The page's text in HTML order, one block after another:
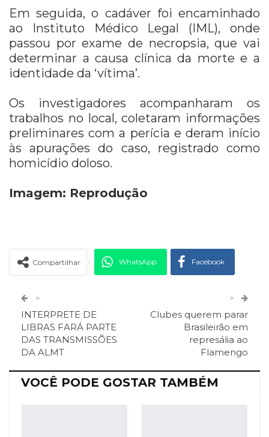
Em seguida, o cadáver foi encaminhado
ao Instituto Médico Legal (IML), onde
passou por exame de necropsia, que vai
determinar a causa clínica da morte e a
identidade da ‘vítima’.
Os investigadores acompanharam os
trabalhos no local, coletaram informações
preliminares com a perícia e deram início
às apurações do caso, registrado como
homicídio doloso.
Imagem: Reprodução
Compartilhar WhatsApp Facebook
Telegram
Facebook Messenger O email
>
INTERPRETE DE
LIBRAS FARÁ PARTE
DAS TRANSMISSÕES
DA ALMT
>
Clubes querem parar
Brasileirão em
represália ao
Flamengo
VOCÊ PODE GOSTAR TAMBÉM